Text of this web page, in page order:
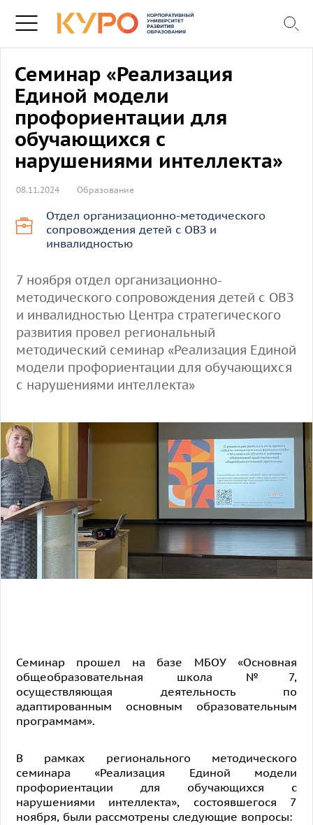
Семинар «Реализация
Единой модели
профориентации для
обучающихся с
нарушениями интеллекта»
08.11.2024 Образование
Отдел организационно-методического
сопровождения детей с ОВЗ и
инвалидностью
7 ноября отдел организационно-
методического сопровождения детей с ОВЗ
и инвалидностью Центра стратегического
развития провел региональный
методический семинар «Реализация Единой
модели профориентации для обучающихся
с нарушениями интеллекта»
Семинар прошел на базе МБОУ «Основная
общеобразовательная школа №7,
осуществляющая деятельность по
адаптированным основным образовательным
программам».
В рамках регионального методического
семинара «Реализация Единой модели
профориентации для обучающихся с
нарушениями интеллекта», состоявшегося 7
ноября, были рассмотрены следующие вопросы: